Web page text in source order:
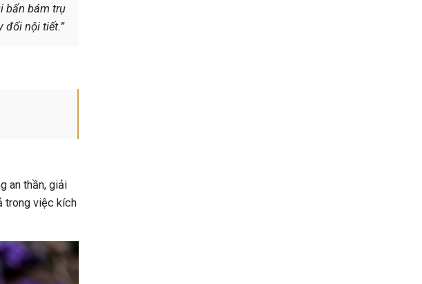
bẩn bám trụ
đổi nội tiết.”
an thần, giải
trong việc kích